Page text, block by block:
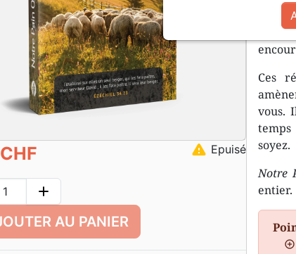
Le
ce
Ces
vous.
temps
soyez.
Notre
entier.
warning Epuisé
add
AU PANIER